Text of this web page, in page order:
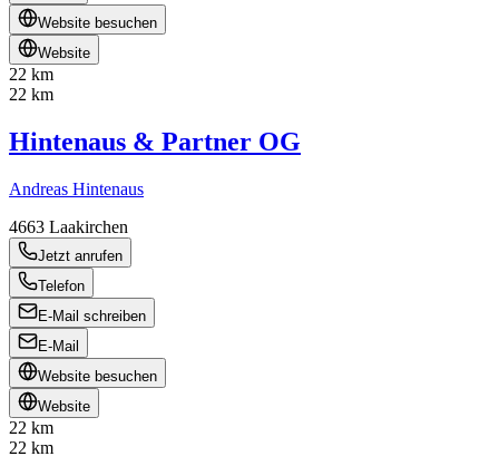
Website besuchen
Website
22 km
22 km
Hintenaus & Partner OG
Andreas Hintenaus
4663 Laakirchen
Jetzt anrufen
Telefon
E-Mail schreiben
E-Mail
Website besuchen
Website
22 km
22 km